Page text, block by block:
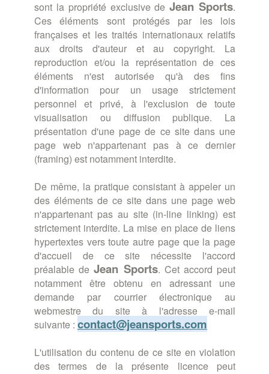
sont la propriété exclusive deJeanSports.
Ces éléments sont protégés par les lois
françaises et les traités internationaux relatifs
aux droits d'auteur et au copyright. La
reproduction et/ou la représentation de ces
éléments n'est autorisée qu'à des fins
d'information pour un usage strictement
personnel et privé, à l'exclusion de toute
visualisation ou diffusion publique. La
présentation d'une page de ce site dans une
page web n'appartenant pas à ce dernier
(framing) est notamment interdite.
De même, la pratique consistant à appeler un
des éléments de ce site dans une page web
n'appartenant pas au site (in-line linking) est
strictement interdite. La mise en place de liens
hypertextes vers toute autre page que la page
d'accueil de ce site nécessite l'accord
préalable deJean Sports. Cet accord peut
notamment être obtenu en adressant une
demande par courrier électronique au
webmestre du site à l'adresse e-mail
suivante : contact@jeansports.com
L'utilisation du contenu de ce site en violation
des termes de la présente licence peut